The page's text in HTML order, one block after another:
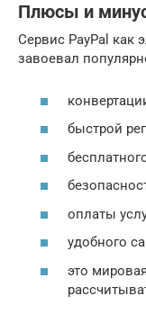
Плюсы и
Сервис PayPal как
завоевал
быстрой
оплаты
удобного
это